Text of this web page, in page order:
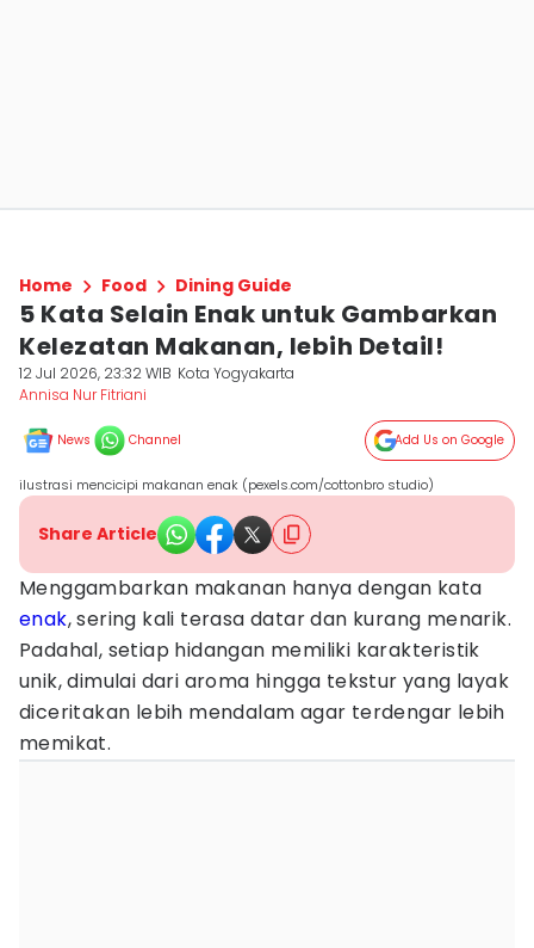
Home Food Dining Guide
5 Kata Selain Enak untuk Gambarkan
Kelezatan Makanan, lebih Detail!
12 Jul 2026, 23:32 WIB Kota Yogyakarta
Annisa Nur Fitriani
News Channel Add Us on Google
ilustrasi mencicipi makanan enak (pexels.com/cottonbro studio)
Share Article
Menggambarkan makanan hanya dengan kata
enak, sering kali terasa datar dan kurang menarik.
Padahal, setiap hidangan memiliki karakteristik
unik, dimulai dari aroma hingga tekstur yang layak
diceritakan lebih mendalam agar terdengar lebih
memikat.